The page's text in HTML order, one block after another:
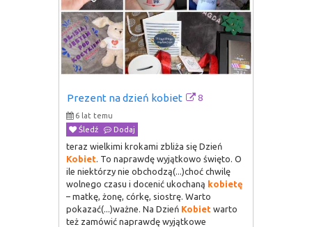
Prezent na dzień kobiet 8
6 lat temu
Śledź
Dodaj
teraz wielkimi krokami zbliża się Dzień
Kobiet . To naprawdę wyjątkowo święto. O
ile niektórzy nie obchodzą(...)choć chwilę
wolnego czasu i docenić ukochaną kobietę
– matkę, żonę, córkę, siostrę. Warto
pokazać(...)ważne. Na Dzień Kobiet warto
też zamówić naprawdę wyjątkowe